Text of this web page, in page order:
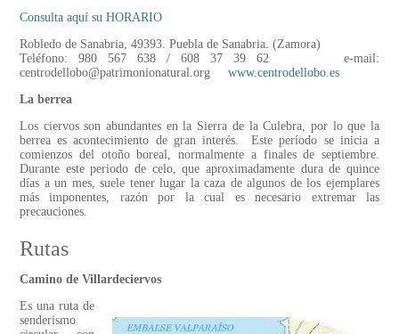
Consulta aquí su HORARIO
Robledo de Sanabria, 49393. Puebla de Sanabria. (Zamora)
Teléfono: 980 567 638 / 608 37 39 62 e-mail:
centrodellobo@patrimonionatural.org www.centrodellobo.es
La berrea
Los ciervos son abundantes en la Sierra de la Culebra, por lo que la
berrea es acontecimiento de gran interés. Este período se inicia a
comienzos del otoño boreal, normalmente a finales de septiembre.
Durante este periodo de celo, que aproximadamente dura de quince
días a un mes, suele tener lugar la caza de algunos de los ejemplares
más imponentes, razón por la cual es necesario extremar las
precauciones.
Rutas
Camino de Villardeciervos
Es una ruta de
senderismo